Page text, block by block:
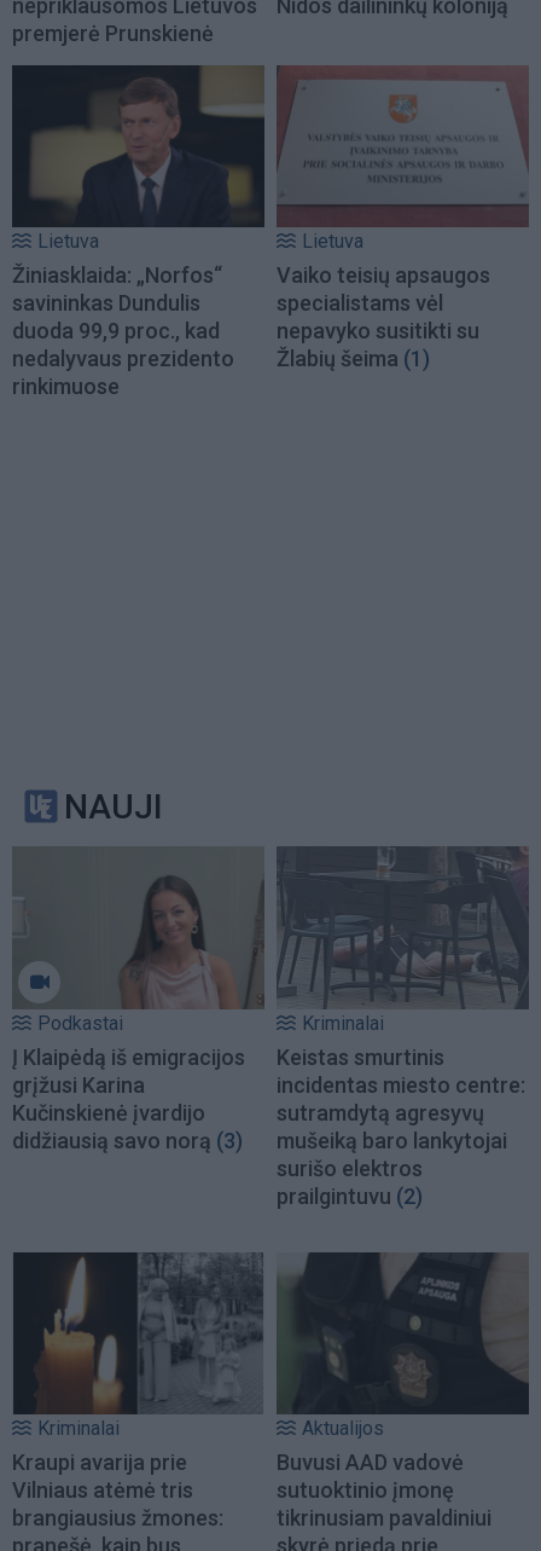
nepriklausomos Lietuvos
premjerė Prunskienė
Nidos dailininkų koloniją
Lietuva
Žiniasklaida: „Norfos“
savininkas Dundulis
duoda 99,9 proc., kad
nedalyvaus prezidento
rinkimuose
Lietuva
Vaiko teisių apsaugos
specialistams vėl
nepavyko susitikti su
Žlabių šeima (1)
NAUJI
Podkastai
Į Klaipėdą iš emigracijos
grįžusi Karina
Kučinskienė įvardijo
didžiausią savo norą (3)
Kriminalai
Keistas smurtinis
incidentas miesto centre:
sutramdytą agresyvų
mušeiką baro lankytojai
surišo elektros
prailgintuvu (2)
Kriminalai
Kraupi avarija prie
Vilniaus atėmė tris
brangiausius žmones:
pranešė, kaip bus
Aktualijos
Buvusi AAD vadovė
sutuoktinio įmonę
tikrinusiam pavaldiniui
skyrė priedą prie